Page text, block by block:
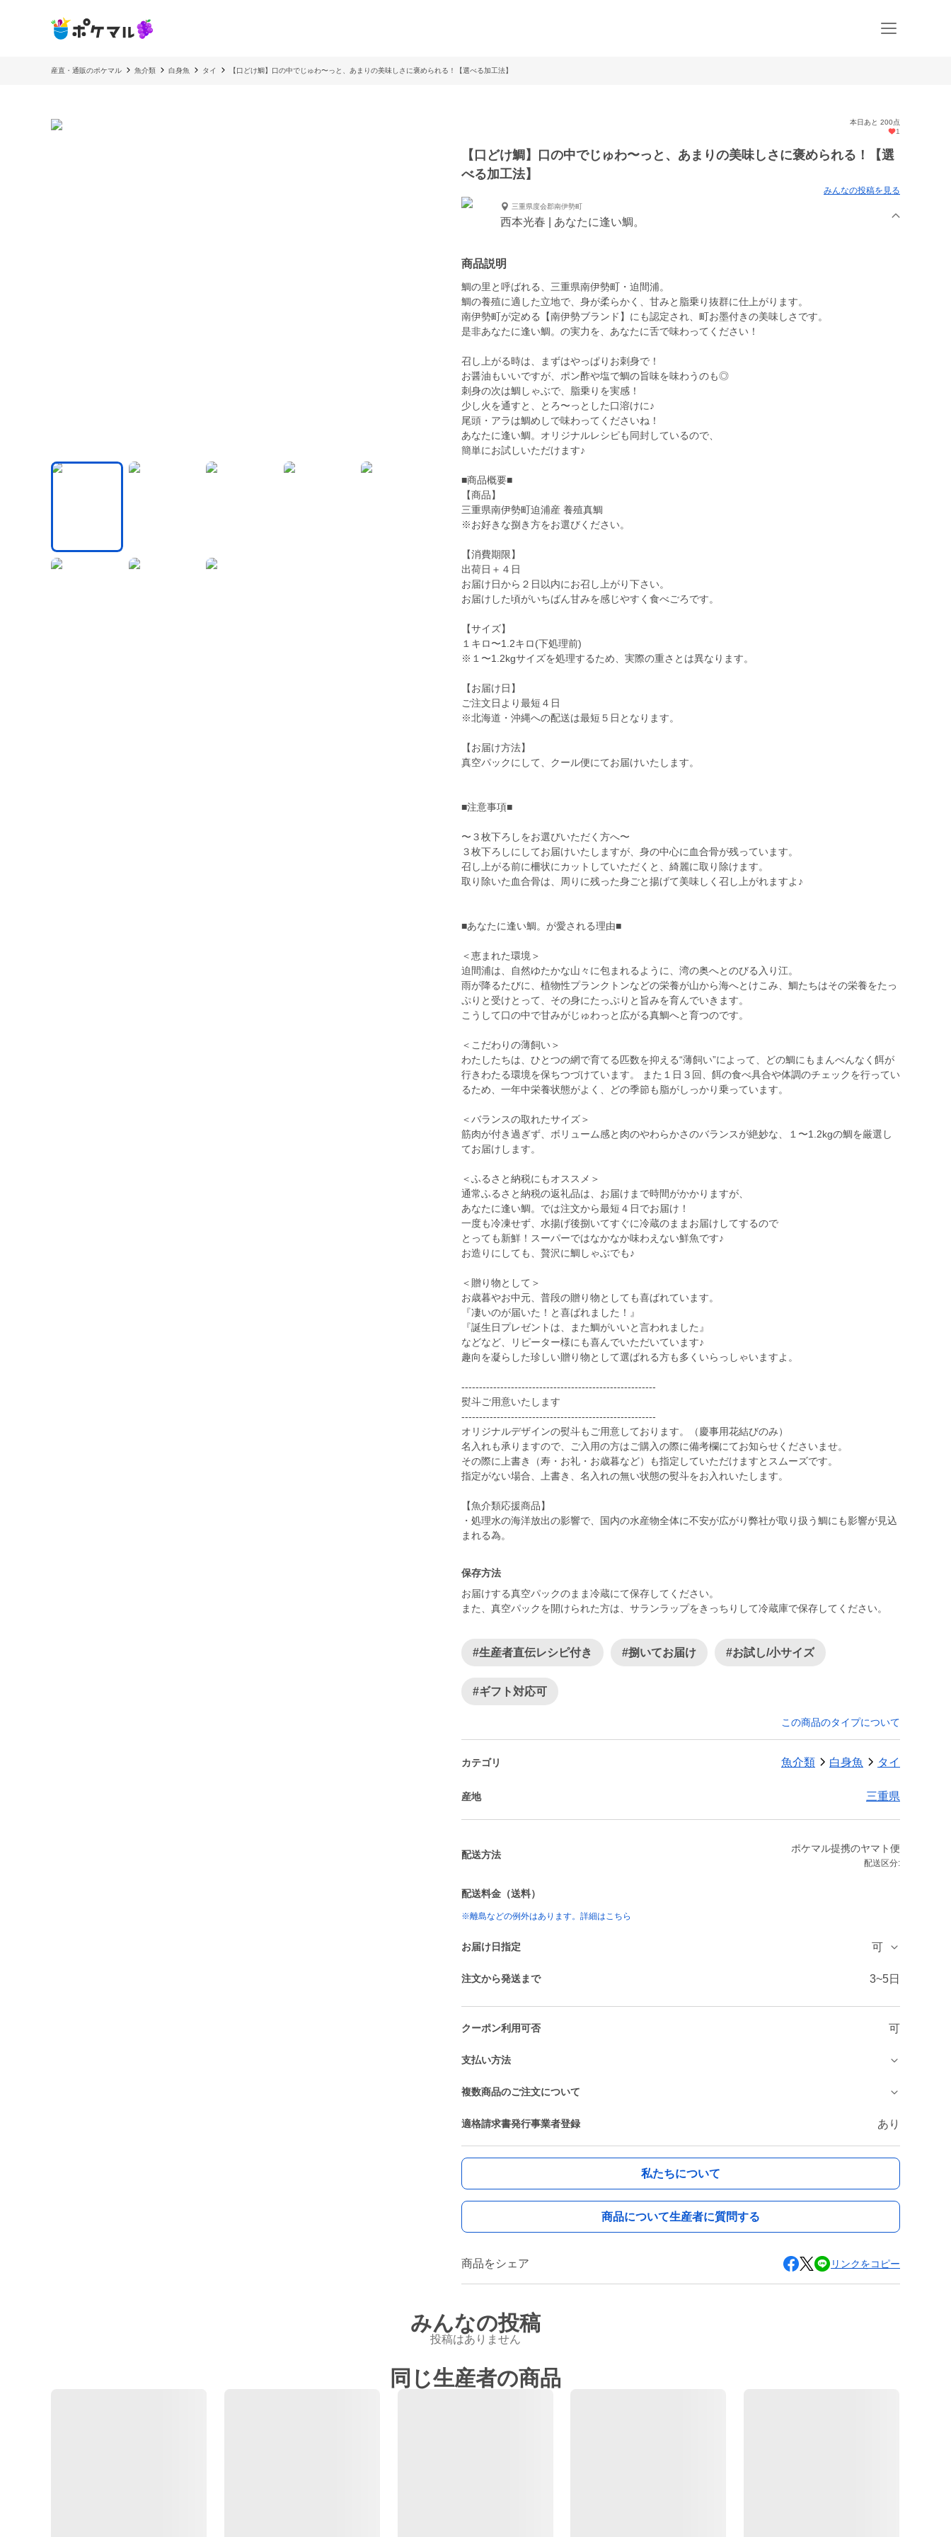
産直・通販のポケマル 魚介類 白身魚 タイ 【口どけ鯛】口の中でじゅわ〜っと、あまりの美味しさに褒められる！【選べる加工法】
本日あと 200点
1
【口どけ鯛】口の中でじゅわ〜っと、あまりの美味しさに褒められる！【選
べる加工法】
みんなの投稿を見る
三重県度会郡南伊勢町
西本光春 | あなたに逢い鯛。
商品説明
鯛の里と呼ばれる、三重県南伊勢町・迫間浦。
鯛の養殖に適した立地で、身が柔らかく、甘みと脂乗り抜群に仕上がります。
南伊勢町が定める【南伊勢ブランド】にも認定され、町お墨付きの美味しさです。
是非あなたに逢い鯛。の実力を、あなたに舌で味わってください！
召し上がる時は、まずはやっぱりお刺身で！
お醤油もいいですが、ポン酢や塩で鯛の旨味を味わうのも◎
刺身の次は鯛しゃぶで、脂乗りを実感！
少し火を通すと、とろ〜っとした口溶けに♪
尾頭・アラは鯛めしで味わってくださいね！
あなたに逢い鯛。オリジナルレシピも同封しているので、
簡単にお試しいただけます♪
■商品概要■
【商品】
三重県南伊勢町迫浦産 養殖真鯛
※お好きな捌き方をお選びください。
【消費期限】
出荷日＋４日
お届け日から２日以内にお召し上がり下さい。
お届けした頃がいちばん甘みを感じやすく食べごろです。
【サイズ】
１キロ〜1.2キロ(下処理前)
※１〜1.2kgサイズを処理するため、実際の重さとは異なります。
【お届け日】
ご注文日より最短４日
※北海道・沖縄への配送は最短５日となります。
【お届け方法】
真空パックにして、クール便にてお届けいたします。
■注意事項■
〜３枚下ろしをお選びいただく方へ〜
３枚下ろしにしてお届けいたしますが、身の中心に血合骨が残っています。
召し上がる前に柵状にカットしていただくと、綺麗に取り除けます。
取り除いた血合骨は、周りに残った身ごと揚げて美味しく召し上がれますよ♪
■あなたに逢い鯛。が愛される理由■
＜恵まれた環境＞
迫間浦は、自然ゆたかな山々に包まれるように、湾の奥へとのびる入り江。
雨が降るたびに、植物性プランクトンなどの栄養が山から海へとけこみ、鯛たちはその栄養をたっ
ぷりと受けとって、その身にたっぷりと旨みを育んでいきます。
こうして口の中で甘みがじゅわっと広がる真鯛へと育つのです。
＜こだわりの薄飼い＞
わたしたちは、ひとつの網で育てる匹数を抑える“薄飼い”によって、どの鯛にもまんべんなく餌が
行きわたる環境を保ちつづけています。 また１日３回、餌の食べ具合や体調のチェックを行ってい
るため、一年中栄養状態がよく、どの季節も脂がしっかり乗っています。
＜バランスの取れたサイズ＞
筋肉が付き過ぎず、ボリューム感と肉のやわらかさのバランスが絶妙な、１〜1.2kgの鯛を厳選し
てお届けします。
＜ふるさと納税にもオススメ＞
通常ふるさと納税の返礼品は、お届けまで時間がかかりますが、
あなたに逢い鯛。では注文から最短４日でお届け！
一度も冷凍せず、水揚げ後捌いてすぐに冷蔵のままお届けしてするので
とっても新鮮！スーパーではなかなか味わえない鮮魚です♪
お造りにしても、贅沢に鯛しゃぶでも♪
＜贈り物として＞
お歳暮やお中元、普段の贈り物としても喜ばれています。
『凄いのが届いた！と喜ばれました！』
『誕生日プレゼントは、また鯛がいいと言われました』
などなど、リピーター様にも喜んでいただいています♪
趣向を凝らした珍しい贈り物として選ばれる方も多くいらっしゃいますよ。
-------------------------------------------------------
熨斗ご用意いたします
-------------------------------------------------------
オリジナルデザインの熨斗もご用意しております。（慶事用花結びのみ）
名入れも承りますので、ご入用の方はご購入の際に備考欄にてお知らせくださいませ。
その際に上書き（寿・お礼・お歳暮など）も指定していただけますとスムーズです。
指定がない場合、上書き、名入れの無い状態の熨斗をお入れいたします。
【魚介類応援商品】
・処理水の海洋放出の影響で、国内の水産物全体に不安が広がり弊社が取り扱う鯛にも影響が見込
まれる為。
保存方法
お届けする真空パックのまま冷蔵にて保存してください。
また、真空パックを開けられた方は、サランラップをきっちりして冷蔵庫で保存してください。
#生産者直伝レシピ付き #捌いてお届け #お試し/小サイズ
#ギフト対応可
この商品のタイプについて
カテゴリ 魚介類 白身魚 タイ
産地 三重県
配送方法
ポケマル提携のヤマト便
配送区分:
配送料金（送料）
※離島などの例外はあります。詳細はこちら
お届け日指定 可
注文から発送まで 3~5日
クーポン利用可否 可
支払い方法
複数商品のご注文について
適格請求書発行事業者登録 あり
私たちについて
商品について生産者に質問する
商品をシェア リンクをコピー
みんなの投稿
投稿はありません
同じ生産者の商品